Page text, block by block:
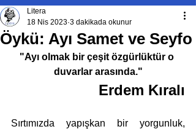
Öykü: Ayı Samet ve Seyfo
Litera
18 Nis 2023 3 dakikada okunur
"Ayı olmak bir çeşit özgürlüktür o
duvarlar arasında."
Erdem Kıralı
Sırtımızda yapışkan bir yorgunluk,